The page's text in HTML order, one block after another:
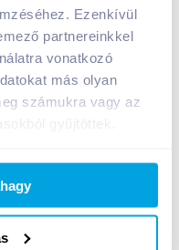
Ezenkívül
partnereinkkel
vonatkozó
más olyan
számukra vagy az
gyűjtöttek.
Értesíts, ha olcsóbb!